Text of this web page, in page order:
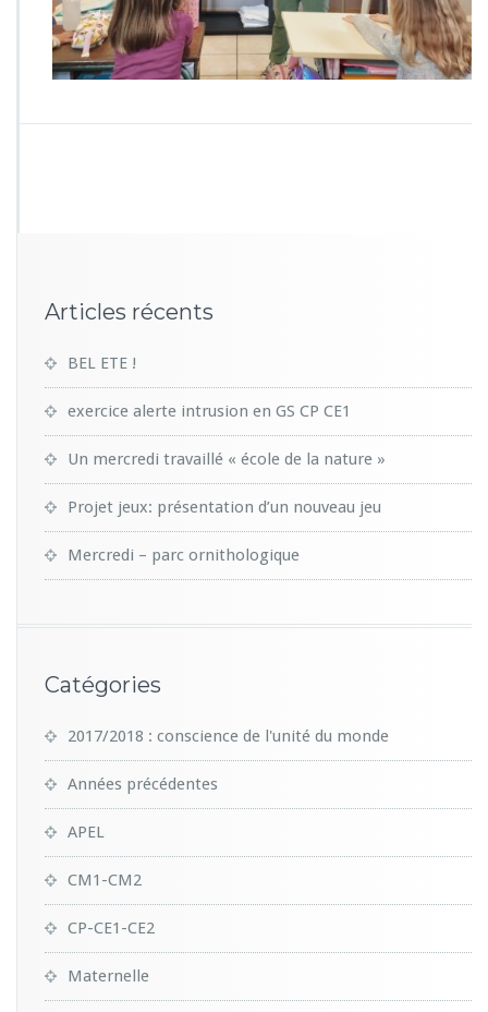
3
_
1
4
Articles récents
BEL ETE !
exercice alerte intrusion en GS CP CE1
Un mercredi travaillé « école de la nature »
Projet jeux: présentation d’un nouveau jeu
Mercredi – parc ornithologique
Catégories
2017/2018 : conscience de l'unité du monde
Années précédentes
APEL
CM1-CM2
CP-CE1-CE2
Maternelle